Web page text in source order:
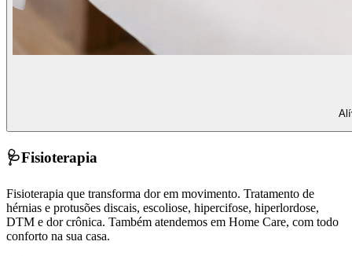
🩺Fisioterapia
Fisioterapia que transforma dor em movimento. Tratamento de
hérnias e protusões discais, escoliose, hipercifose, hiperlordose,
DTM e dor crônica. Também atendemos em Home Care, com todo
conforto na sua casa.